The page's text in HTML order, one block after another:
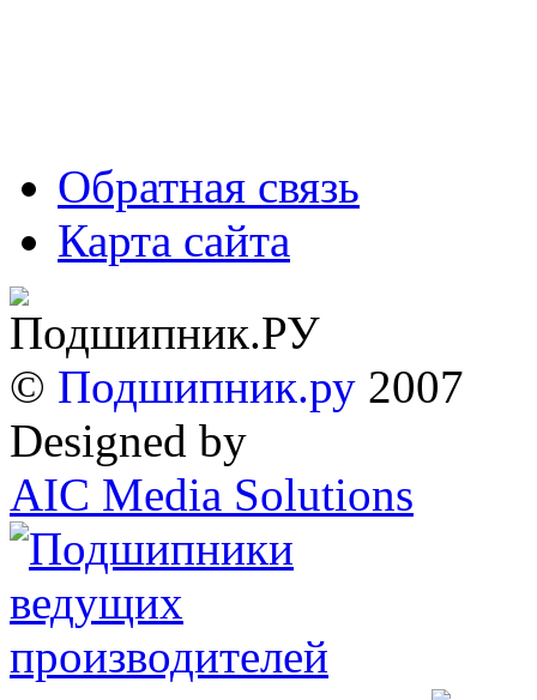
Обратная связь
Карта сайта
© Подшипник.ру 2007
Designed by
AIC Media Solutions